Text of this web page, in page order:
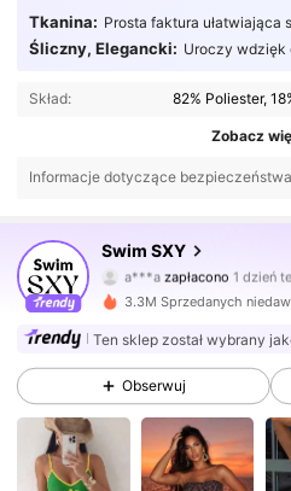
Tkanina: Prosta faktura ułatwiająca
Śliczny, Elegancki: Uroczy wdzięk
Skład: 82% Poliester,
Zobacz
Informacje dotyczące
Swim SXY
a***azapłacono
v***czaobserwował(-a)
4,83 314K Obserwujący
4,83 314K Obserwujący
3.3M Sprzedanych
Ten sklep został wybrany
Obserwuj